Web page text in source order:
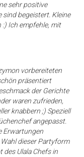
sehr positive
sind begeistert. Kleine
Ich empfehle, mit
vorbereiteten
präsentiert
der Gerichte
waren zufrieden,
knabbern ;) Speziell
angepasst.
Erwartungen
dieser Partyform
des Ulala Chefs in